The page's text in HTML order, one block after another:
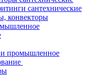
сантехнические
конвекторы
и промышленное